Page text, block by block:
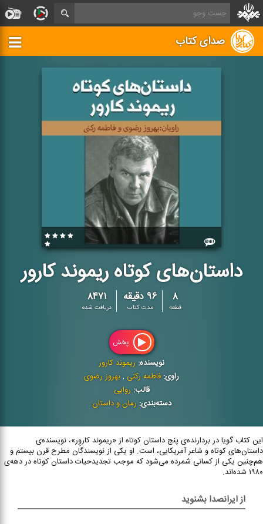
صدای کتاب
داستان‌های کوتاه ریموند کارور
۸
قطعه
۹۶ دقیقه
مدت کتاب
۸۴۷۱
دریافت شده
پخش
نویسنده: ریموند کارور
راوی: فاطمه رکنی ,بهروز رضوی
قالب: روایی
دسته‌بندی: رمان و داستان
این کتاب گویا در بردارنده‌ی پنج داستان کوتاه از «ریموند کاروِر»، نویسنده‌ی
داستان‌های کوتاه و شاعر آمریکایی، است. او یکی از نویسندگان مطرح قرن بیستم و
هم‌چنین یکی از کسانی شمرده می‌شود که موجب تجدیدحیات داستان کوتاه در دهه‌ی
۱۹۸۰ شده‌اند.
از ایرانصدا بشنوید